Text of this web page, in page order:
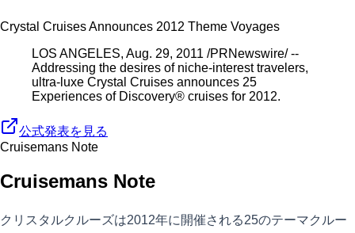
Crystal Cruises Announces 2012 Theme Voyages
LOS ANGELES, Aug. 29, 2011 /PRNewswire/ --
Addressing the desires of niche-interest travelers,
ultra-luxe Crystal Cruises announces 25
Experiences of Discovery® cruises for 2012.
公式発表を見る
Cruisemans Note
Cruisemans Note
クリスタルクルーズは2012年に開催される25のテーマクルー